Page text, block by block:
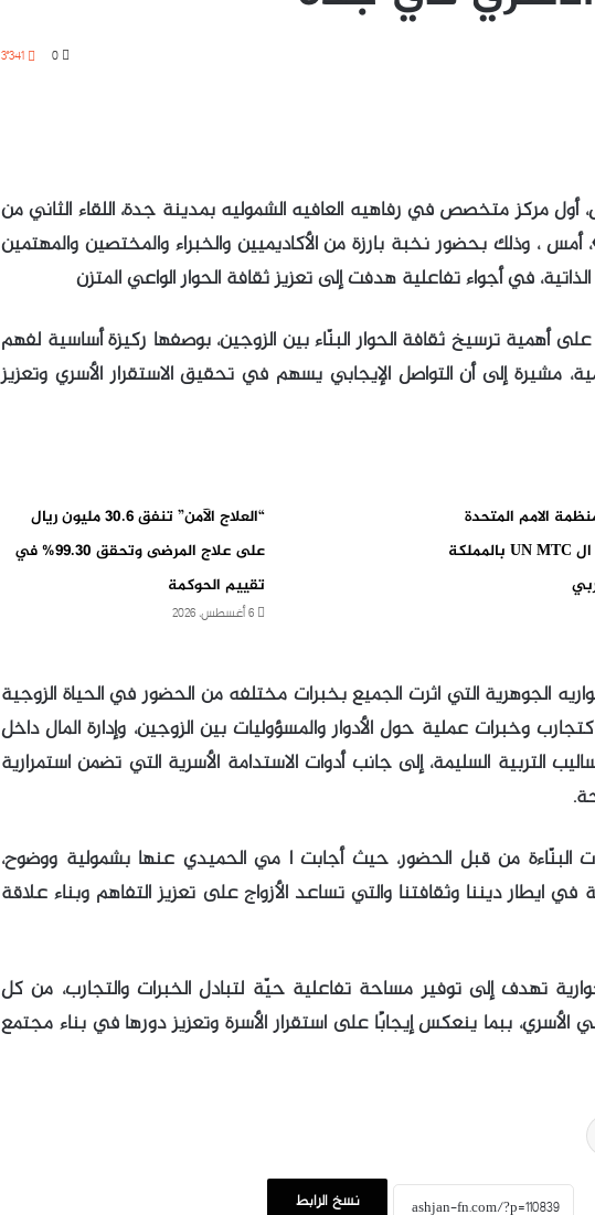
0 3٬341
أول مركز متخصص في رفاهيه العافيه الشموليه بمدينة جدة، اللقاء الثاني من
أمس ، وذلك بحضور نخبة بارزة من الأكاديميين والخبراء والمختصين والمهتمين
في أجواء تفاعلية هدفت إلى تعزيز ثقافة الحوار الواعي المتزن
أهمية ترسيخ ثقافة الحوار البنّاء بين الزوجين، بوصفها ركيزة أساسية لفهم
مشيرة إلى أن التواصل الإيجابي يسهم في تحقيق الاستقرار الأسري وتعزيز
الامم المتحدة
للتدريب والاعلام ال UN MTC بالمملكة
“العلاج الآمن” تنفق 30.6 مليون ريال
على علاج المرضى وتحقق 99.30% في
تقييم الحوكمة
6 أغسطس، 2026
الجوهرية التي اثرت الجميع بخبرات مختلفه من الحضور في الحياة الزوجية
وخبرات عملية حول الأدوار والمسؤوليات بين الزوجين، وإدارة المال داخل
التربية السليمة، إلى جانب أدوات الاستدامة الأسرية التي تضمن استمرارية
البنّاءة من قبل الحضور، حيث أجابت ا مي الحميدي عنها بشمولية ووضوح،
ايطار ديننا وثقافتنا والتي تساعد الأزواج على تعزيز التفاهم وبناء علاقة
تهدف إلى توفير مساحة تفاعلية حيّة لتبادل الخبرات والتجارب، من كل
الأسري، ببما ينعكس إيجابًا على استقرار الأسرة وتعزيز دورها في بناء مجتمع
نسخ الرابط